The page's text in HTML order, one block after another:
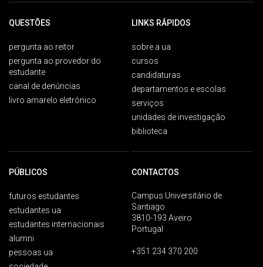
QUESTÕES
pergunta ao reitor
pergunta ao provedor do
estudante
canal de denúncias
livro amarelo eletrónico
LINKS RÁPIDOS
sobre a ua
cursos
candidaturas
departamentos e escolas
serviços
unidades de investigação
biblioteca
PÚBLICOS
futuros estudantes
estudantes ua
estudantes internacionais
alumni
pessoas ua
CONTACTOS
Campus Universitário de
Santiago
3810-193 Aveiro
Portugal
+351 234 370 200